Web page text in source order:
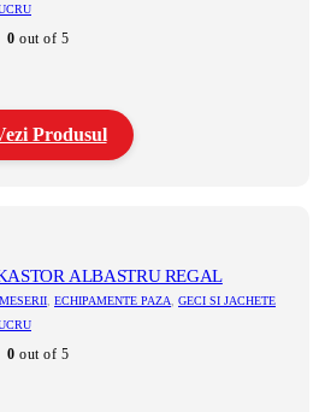
0 out of 5
Produsul
ALBASTRU REGAL
ECHIPAMENTE PAZA
GECI SI JACHETE
0 out of 5